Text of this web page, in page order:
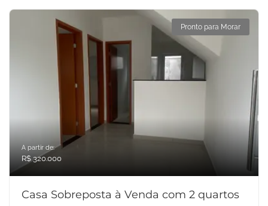
Pronto para Morar
A partir de:
R$ 320.000
Casa Sobreposta à Venda com 2 quartos